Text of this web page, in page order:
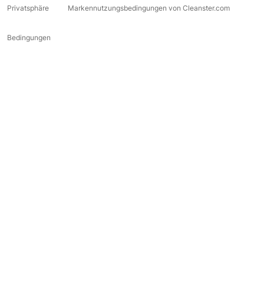
Privatsphäre Markennutzungsbedingungen von Cleanster.com
Bedingungen